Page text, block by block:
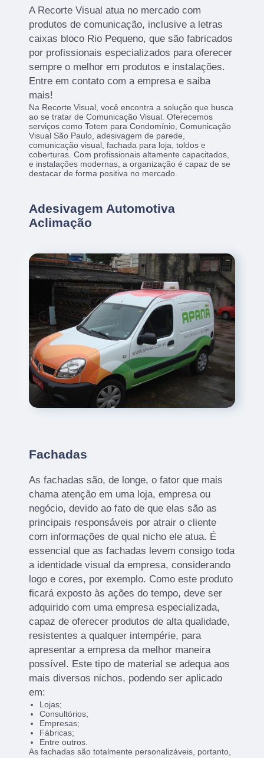
A Recorte Visual atua no mercado com
produtos de comunicação, inclusive a letras
caixas bloco Rio Pequeno, que são fabricados
por profissionais especializados para oferecer
sempre o melhor em produtos e instalações.
Entre em contato com a empresa e saiba
mais!
Na Recorte Visual, você encontra a solução que busca
ao se tratar de Comunicação Visual. Oferecemos
serviços como Totem para Condomínio, Comunicação
Visual São Paulo, adesivagem de parede,
comunicação visual, fachada para loja, toldos e
coberturas. Com profissionais altamente capacitados,
e instalações modernas, a organização é capaz de se
destacar de forma positiva no mercado.
Adesivagem Automotiva
Aclimação
Fachadas
As fachadas são, de longe, o fator que mais
chama atenção em uma loja, empresa ou
negócio, devido ao fato de que elas são as
principais responsáveis por atrair o cliente
com informações de qual nicho ele atua. É
essencial que as fachadas levem consigo toda
a identidade visual da empresa, considerando
logo e cores, por exemplo. Como este produto
ficará exposto às ações do tempo, deve ser
adquirido com uma empresa especializada,
capaz de oferecer produtos de alta qualidade,
resistentes a qualquer intempérie, para
apresentar a empresa da melhor maneira
possível. Este tipo de material se adequa aos
mais diversos nichos, podendo ser aplicado
em:
Lojas;
Consultórios;
Empresas;
Fábricas;
Entre outros.
As fachadas são totalmente personalizáveis, portanto,